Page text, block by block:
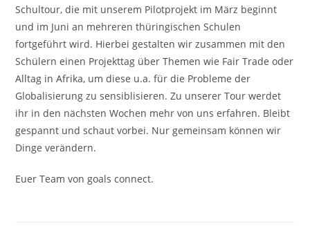
Schultour, die mit unserem Pilotprojekt im März beginnt
und im Juni an mehreren thüringischen Schulen
fortgeführt wird. Hierbei gestalten wir zusammen mit den
Schülern einen Projekttag über Themen wie Fair Trade oder
Alltag in Afrika, um diese u.a. für die Probleme der
Globalisierung zu sensiblisieren. Zu unserer Tour werdet
ihr in den nächsten Wochen mehr von uns erfahren. Bleibt
gespannt und schaut vorbei. Nur gemeinsam können wir
Dinge verändern.
Euer Team von goals connect.